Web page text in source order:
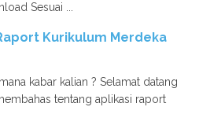
Sesuai ...
Kurikulum Merdeka
kabar kalian ? Selamat datang
tentang aplikasi raport